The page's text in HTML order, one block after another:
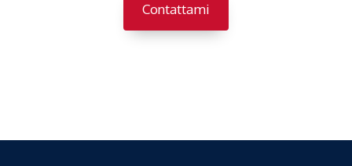
Contattami